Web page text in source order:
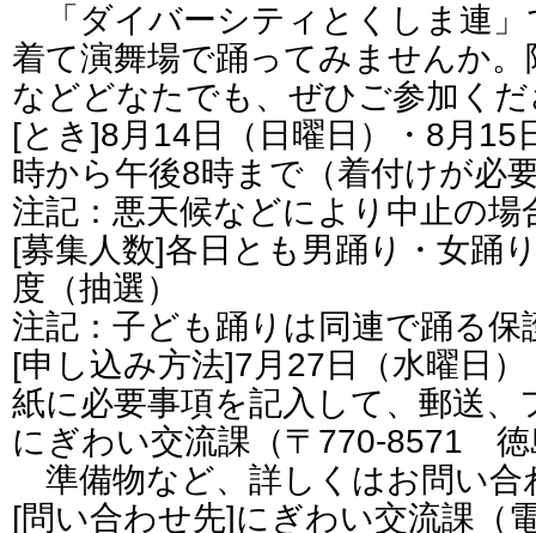
「ダイバーシティとくしま連」
着て演舞場で踊ってみませんか
などどなたでも、ぜひご参加く
[とき]8月14日（日曜日）・8月15
時から午後8時まで（着付けが必
注記：悪天候などにより中止の
[募集人数]各日とも男踊り・女踊
度（抽選）
注記：子ども踊りは同連で踊る
[申し込み方法]7月27日（水曜日
紙に必要事項を記入して、郵送
にぎわい交流課（〒770-8571 徳
準備物など、詳しくはお問い合
[問い合わせ先]にぎわい交流課（